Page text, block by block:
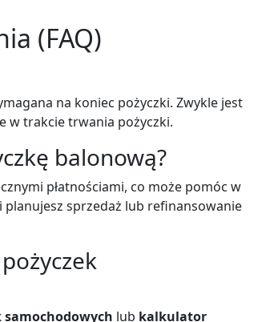
(FAQ)
na koniec pożyczki. Zwykle jest
w trakcie trwania pożyczki.
balonową?
płatnościami, co może pomóc w
sprzedaż lub refinansowanie
lub kalkulator